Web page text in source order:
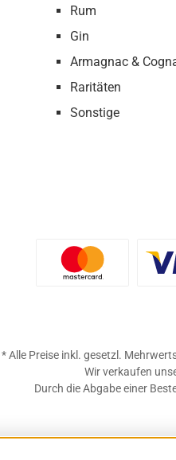
Rum
Gin
Armagnac &
Raritäten
Sonstige
* Alle Preise inkl. gesetzl.
Wir verkaufen
Durch die Abgabe einer